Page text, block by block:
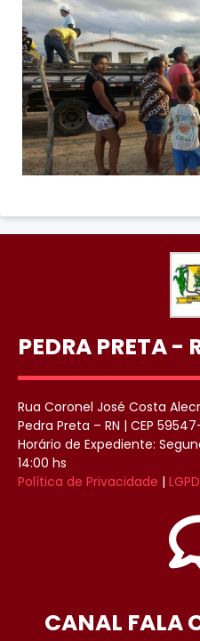
PEDRA PRETA -
Rua Coronel José Costa
Pedra Preta – RN | CEP
Horário de Expediente:
14:00 hs
Política de Privacidade | LGPD
CANAL FALA